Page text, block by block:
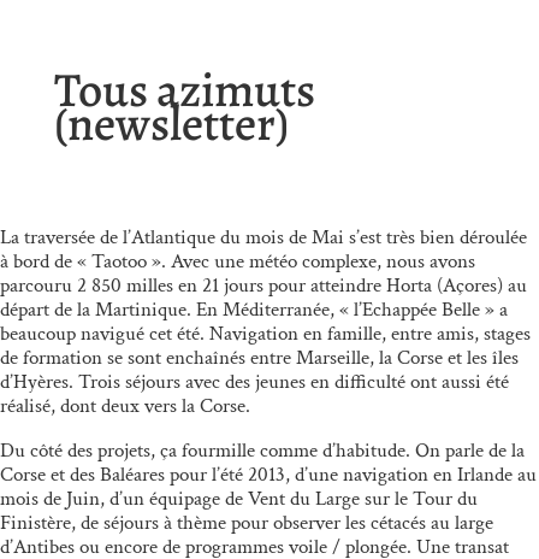
Tous azimuts
(newsletter)
La traversée de l’Atlantique du mois de Mai s’est très bien déroulée
à bord de « Taotoo ». Avec une météo complexe, nous avons
parcouru 2 850 milles en 21 jours pour atteindre Horta (Açores) au
départ de la Martinique. En Méditerranée, « l’Echappée Belle » a
beaucoup navigué cet été. Navigation en famille, entre amis, stages
de formation se sont enchaînés entre Marseille, la Corse et les îles
d’Hyères. Trois séjours avec des jeunes en difficulté ont aussi été
réalisé, dont deux vers la Corse.
Du côté des projets, ça fourmille comme d’habitude. On parle de la
Corse et des Baléares pour l’été 2013, d’une navigation en Irlande au
mois de Juin, d’un équipage de Vent du Large sur le Tour du
Finistère, de séjours à thème pour observer les cétacés au large
d’Antibes ou encore de programmes voile / plongée. Une transat